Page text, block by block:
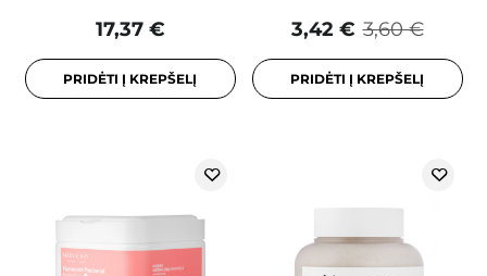
17,37 €
PRIDĖTI Į KREPŠELĮ
3,60 €
3,42 €
PRIDĖTI Į KREPŠELĮ